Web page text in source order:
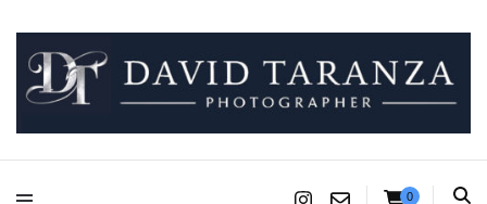
David Taranza
Fotograf pro chvíle, na kterých záleží.
0